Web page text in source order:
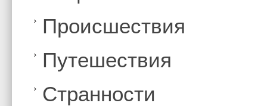
Происшествия
Путешествия
Странности